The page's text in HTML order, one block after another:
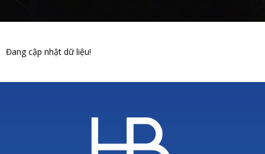
Đang cập nhật dữ liệu!